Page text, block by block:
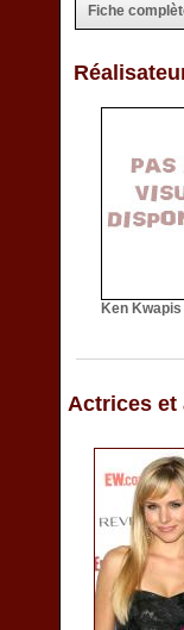
Fiche
Ken Kwapis
Actrices et